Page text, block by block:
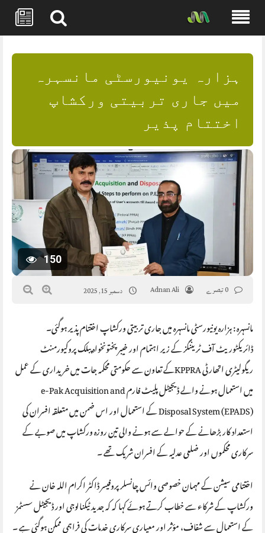
content
ہزارہ یونیورسٹی مانسہرہ
میں جاری تربیتی ورکشاپ
اختتام پذیر
150
Adnan Ali دسمبر 15, 2025
مانسہرہ : ہزارہ یونیورسٹی مانسہرہ میں جاری تربیتی ورکشاپ اختتام پذیر ہوگئی۔
ڈائریکٹوریٹ آف ٹریننگز کے زیر اہتمام اور خیبر پختونخواہ پبلک پروکیورمنٹ
ریگولیٹری اتھارٹی KPPRAکے تعاون سے حکومتی محکمہ جات میں خریداری کے عمل
میں استعمال ہونے والے ڈیجیٹل پلیٹ فارم e-Pak Acquisition and
Disposal System (EPADS) کے استعمال اور اس ضمن میں متعلقہ افسران کی
استعداد کار بڑھانے کے حوالے سے ہونے والی تین روزہ ورکشاپ میں صوبے کے
سرکاری محکموں اور ضلعی عدلیہ کے افسران شریک تھے ۔
اختتامی سیشن کے مہمان خصوصی وائس چانسلر پروفیسر ڈاکٹر اکرام اللہ خان نے
ورکشاپ کے شرکاء سے خطاب کرتے ہوئے کہا کہ کہ جدید ٹیکنالوجی اور ڈیجیٹل سسٹمز
کے استعمال سے شفاف، مؤثر اور معیاری سرکاری خدمات کی فراہمی ممکن ہوگئی ہے ۔